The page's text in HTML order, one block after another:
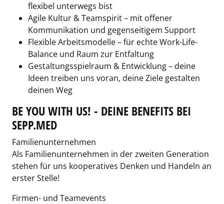
flexibel unterwegs bist
Agile Kultur & Teamspirit – mit offener
Kommunikation und gegenseitigem Support
Flexible Arbeitsmodelle – für echte Work-Life-
Balance und Raum zur Entfaltung
Gestaltungsspielraum & Entwicklung – deine
Ideen treiben uns voran, deine Ziele gestalten
deinen Weg
BE YOU WITH US! - DEINE BENEFITS BEI
SEPP.MED
Familienunternehmen
Als Familienunternehmen in der zweiten Generation
stehen für uns kooperatives Denken und Handeln an
erster Stelle!
Firmen- und Teamevents